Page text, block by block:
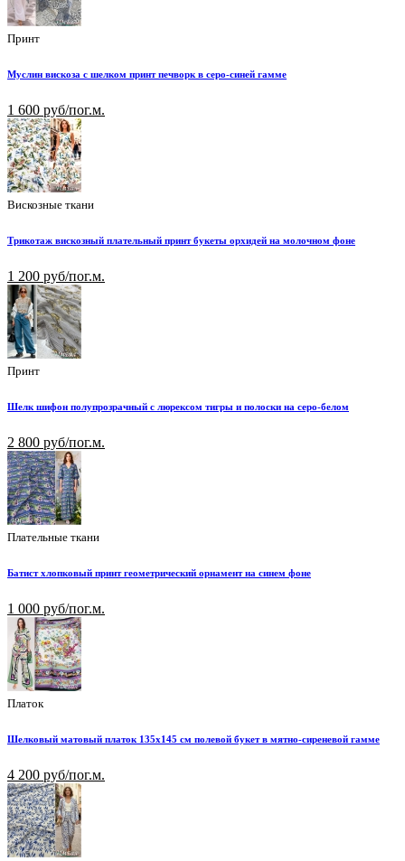
Принт
Муслин вискоза с шелком принт печворк в серо-синей гамме
1 600 руб/пог.м.
Вискозные ткани
Трикотаж вискозный плательный принт букеты орхидей на молочном фоне
1 200 руб/пог.м.
Принт
Шелк шифон полупрозрачный с люрексом тигры и полоски на серо-белом
2 800 руб/пог.м.
Плательные ткани
Батист хлопковый принт геометрический орнамент на синем фоне
1 000 руб/пог.м.
Платок
Шелковый матовый платок 135х145 см полевой букет в мятно-сиреневой гамме
4 200 руб/пог.м.